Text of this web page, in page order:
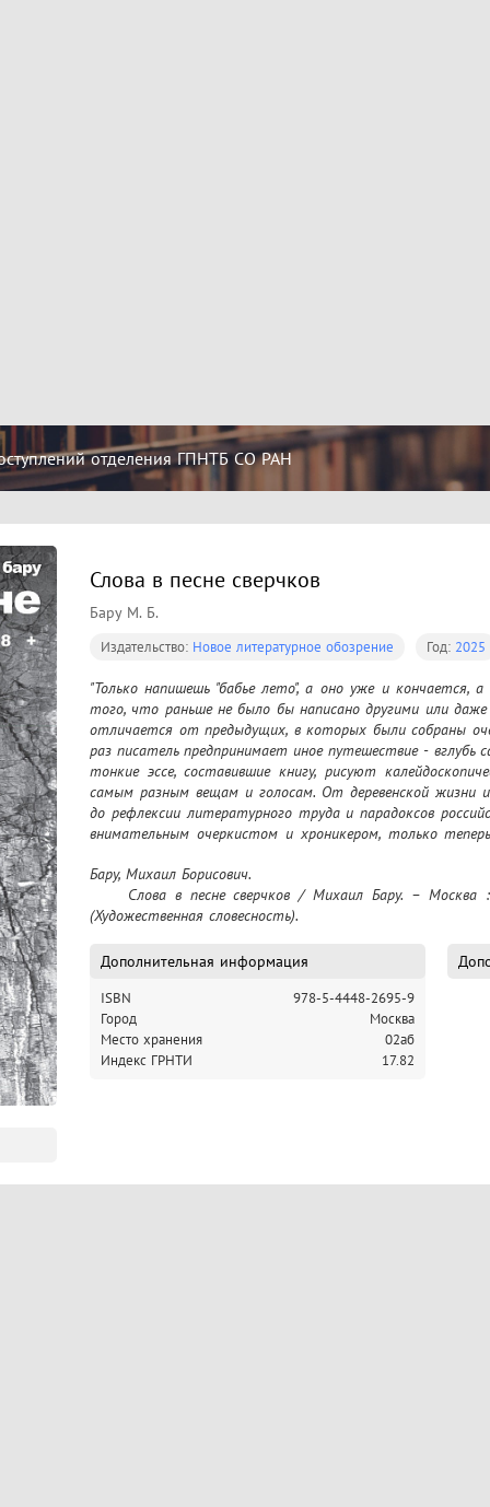
отделения ГПНТБ СО РАН
Слова в песне сверчков
Бару М. Б.
Издательство: Новое литературное обозрение Год: 2025
"Только напишешь "бабье лето", а оно уже и
того, что раньше не было бы написано другими или
отличается от предыдущих, в которых были собраны
раз писатель предпринимает иное путешествие - вглубь
тонкие эссе, составившие книгу, рисуют
самым разным вещам и голосам. От деревенской жизни
до рефлексии литературного труда и парадоксов
внимательным очеркистом и хроникером, только
Бару, Михаил Борисович.
(Художественная словесность).
Дополнительная информация
ISBN
978-5-4448-2695-9
Город
Москва
Место хранения
02аб
Индекс ГРНТИ
17.82